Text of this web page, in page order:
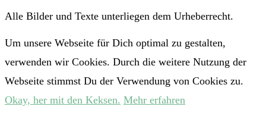
Alle Bilder und Texte unterliegen dem Urheberrecht.
Um unsere Webseite für Dich optimal zu gestalten,
verwenden wir Cookies. Durch die weitere Nutzung der
Webseite stimmst Du der Verwendung von Cookies zu.
Okay, her mit den Keksen. Mehr erfahren